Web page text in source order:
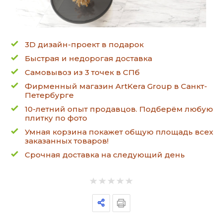
3D дизайн-проект в подарок
Быстрая и недорогая доставка
Самовывоз из 3 точек в СПб
Фирменный магазин ArtKera Group в Санкт-
Петербурге
10-летний опыт продавцов. Подберём любую
плитку по фото
Умная корзина покажет общую площадь всех
заказанных товаров!
Срочная доставка на следующий день